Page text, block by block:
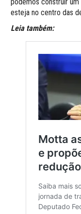
esteja no centro das
Leia também: